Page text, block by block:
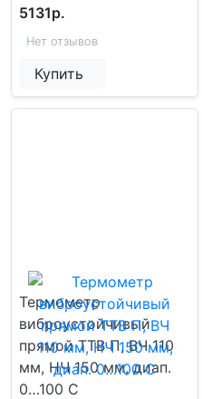
5131р.
Нет отзывов
Купить
Термометр
виброустойчивый
прямой ТТВ П, ВЧ 110
мм, НЧ 150 мм, диап.
0…100 С